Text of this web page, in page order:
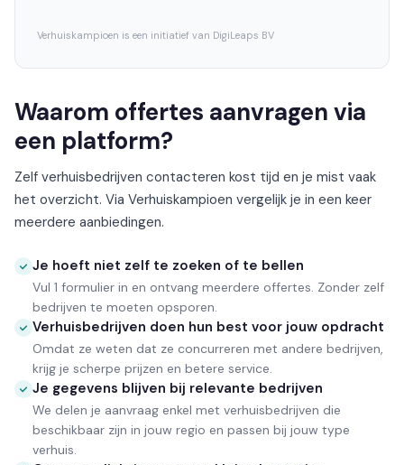
Waarom offertes aanvragen via
een platform?
Zelf verhuisbedrijven contacteren kost tijd en je mist vaak
het overzicht. Via Verhuiskampioen vergelijk je in een keer
meerdere aanbiedingen.
Je hoeft niet zelf te zoeken of te bellen
Vul 1 formulier in en ontvang meerdere offertes. Zonder zelf
bedrijven te moeten opsporen.
Verhuisbedrijven doen hun best voor jouw opdracht
Omdat ze weten dat ze concurreren met andere bedrijven,
krijg je scherpe prijzen en betere service.
Je gegevens blijven bij relevante bedrijven
We delen je aanvraag enkel met verhuisbedrijven die
beschikbaar zijn in jouw regio en passen bij jouw type
verhuis.
Verhuiskampioen is een initiatief van DigiLeaps BV